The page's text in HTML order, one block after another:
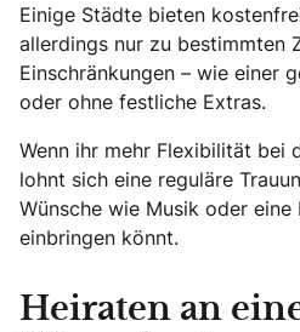
Einige Städte bieten
allerdings nur zu bestimmten
Einschränkungen – wie einer
oder ohne festliche Extras.
Wenn ihr mehr Flexibilität bei
lohnt sich eine reguläre
Wünsche wie Musik oder
einbringen könnt.
Heiraten an